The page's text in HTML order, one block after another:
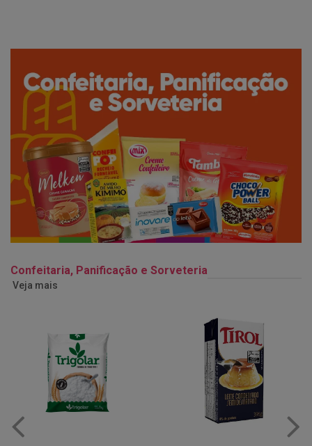
Confeitaria, Panificação e Sorveteria
Veja mais